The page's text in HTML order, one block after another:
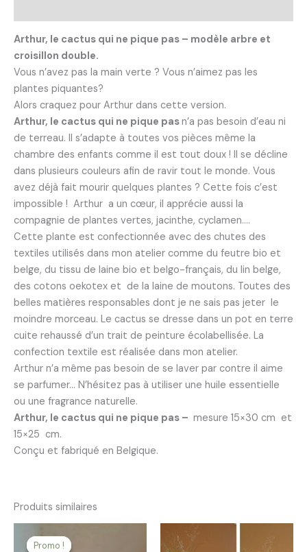
Arthur, le cactus qui ne pique pas – modèle arbre et
croisillon double.
Vous n’avez pas la main verte ? Vous n’aimez pas les
plantes piquantes?
Alors craquez pour Arthur dans cette version.
Arthur, le cactus qui ne pique pasn’a pas besoin d’eau ni
de terreau. Il s’adapte à toutes vos pièces même la
chambre des enfants comme il est tout doux ! Il se décline
dans plusieurs couleurs afin de ravir tout le monde. Vous
avez déjà fait mourir quelques plantes ? Cette fois c’est
impossible ! Arthur a un cœur, il apprécie aussi la
compagnie de plantes vertes, jacinthe, cyclamen….
Cette plante est confectionnée avec des chutes des
textiles utilisés dans mon atelier comme du feutre bio et
belge, du tissu de laine bio et belgo-français, du lin belge,
des cotons oekotex et de la laine de moutons. Toutes des
belles matières responsables dont je ne sais pas jeter le
moindre morceau. Le cactus se dresse dans un pot en terre
cuite rehaussé d’un trait de peinture écolabellisée. La
confection textile est réalisée dans mon atelier.
Arthur n’a même pas besoin de se laver par contre il aime
se parfumer… N’hésitez pas à utiliser une huile essentielle
ou une fragrance naturelle.
Arthur, le cactus qui ne pique pas – mesure 15×30 cm et
15×25 cm.
Conçu et fabriqué en Belgique.
Produits similaires
Promo !
Promo !